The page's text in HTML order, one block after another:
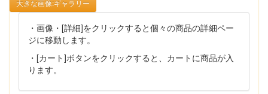
大きな画像:ギャラリー
・画像・[詳細]をクリックすると個々の商品の詳細ペー
ジに移動します。
・[カート]ボタンをクリックすると、カートに商品が入
ります。